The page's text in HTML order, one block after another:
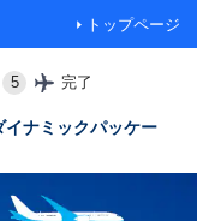
トップページ
5 完了
ナミックパッケー